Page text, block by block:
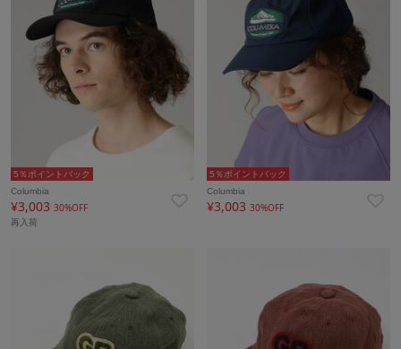
5％ポイントバック
Columbia
¥3,003 30%OFF
再入荷
5％ポイントバック
Columbia
¥3,00330%OFF